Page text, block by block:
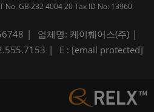
GB 232 4004 20 Tax ID No: 13960
업체명: 케이훼어스(주)
E : [email protected]